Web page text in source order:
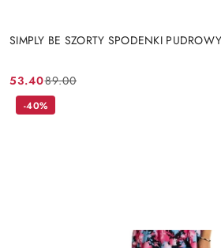
SIMPLY BE SZORTY SPODENKI
Cena
promocyjna:
53.40
Cena
przed
89.00
-40%